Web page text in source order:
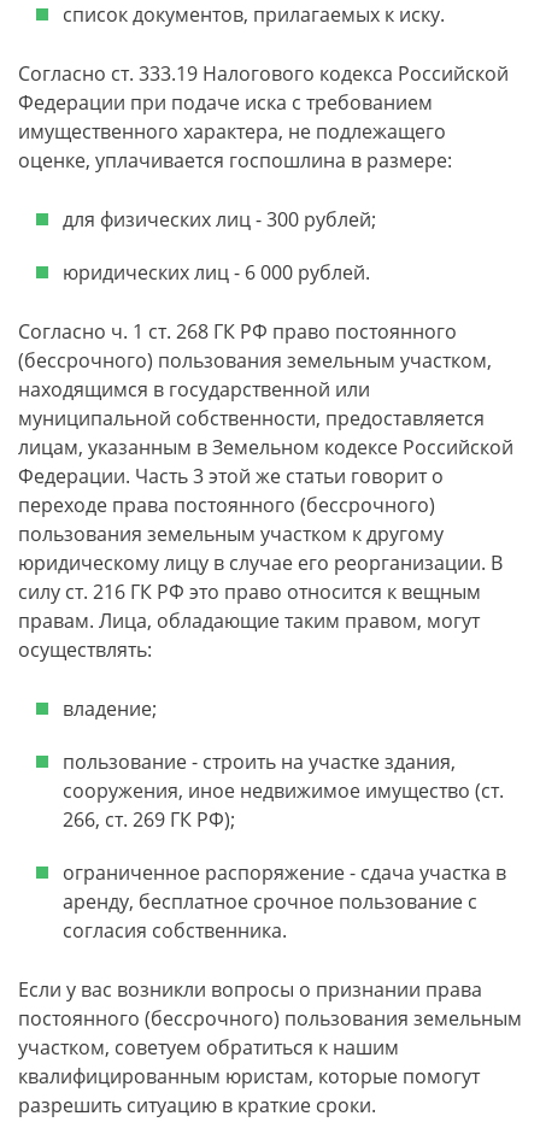
список документов, прилагаемых к иску.
Согласно ст. 333.19 Налогового кодекса Российской
Федерации при подаче иска с требованием
имущественного характера, не подлежащего
оценке, уплачивается госпошлина в размере:
для физических лиц - 300 рублей;
юридических лиц - 6 000 рублей.
Согласно ч. 1 ст. 268 ГК РФ право постоянного
(бессрочного) пользования земельным участком,
находящимся в государственной или
муниципальной собственности, предоставляется
лицам, указанным в Земельном кодексе Российской
Федерации. Часть 3 этой же статьи говорит о
переходе права постоянного (бессрочного)
пользования земельным участком к другому
юридическому лицу в случае его реорганизации. В
силу ст. 216 ГК РФ это право относится к вещным
правам. Лица, обладающие таким правом, могут
осуществлять:
владение;
пользование - строить на участке здания,
сооружения, иное недвижимое имущество (ст.
266, ст. 269 ГК РФ);
ограниченное распоряжение - сдача участка в
аренду, бесплатное срочное пользование с
согласия собственника.
Если у вас возникли вопросы о признании права
постоянного (бессрочного) пользования земельным
участком, советуем обратиться к нашим
квалифицированным юристам, которые помогут
разрешить ситуацию в краткие сроки.